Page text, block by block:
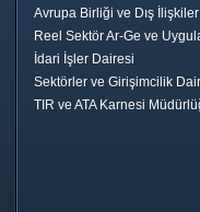
Avrupa Birliği ve Dış
Reel Sektör Ar-Ge ve
İdari İşler Dairesi
Sektörler ve Girişimcilik
TIR ve ATA Karnesi